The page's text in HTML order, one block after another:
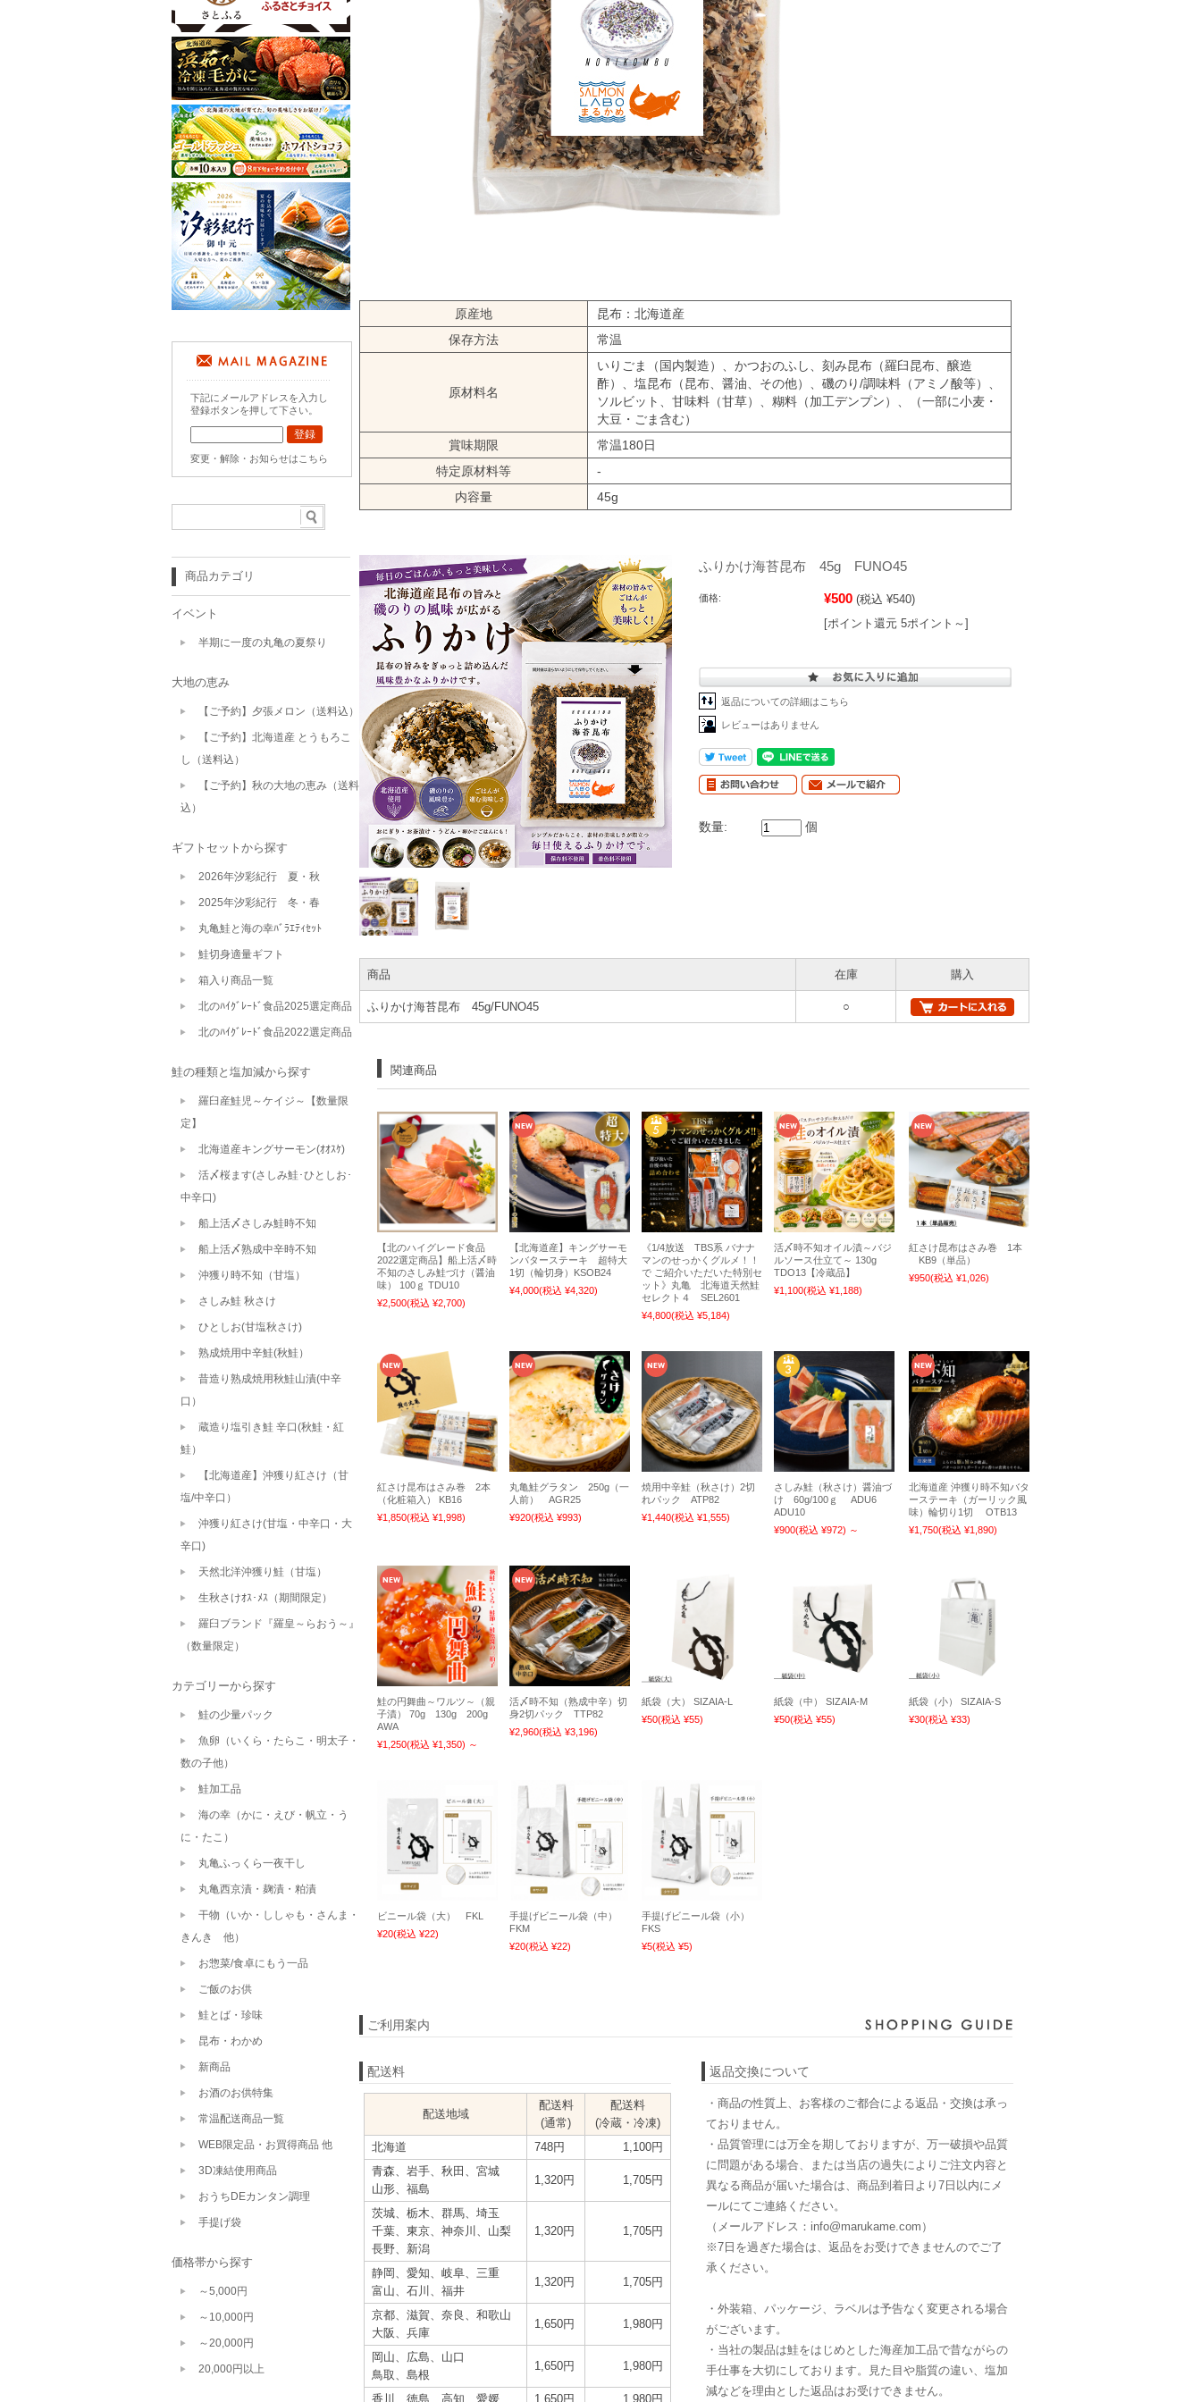
原産地
昆布：北海道産
保存方法
常温
原材料名
いりごま（国内製造）、かつおのふし、刻み昆布（羅臼昆布、醸造
酢）、塩昆布（昆布、醤油、その他）、磯のり/調味料（アミノ酸等）、
ソルビット、甘味料（甘草）、糊料（加工デンプン）、（一部に小麦・
大豆・ごま含む）
賞味期限
常温180日
特定原材料等
-
内容量
45g
ふりかけ海苔昆布 45g FUNO45
価格: ¥500 (税込 ¥540)
[ポイント還元 5ポイント～]
返品についての詳細はこちら
レビューはありません
数量: 個
商品 在庫 購入
ふりかけ海苔昆布 45g/FUNO45 ○
関連商品
【北のハイグレード食品
2022選定商品】船上活〆時
不知のさしみ鮭づけ（醤油
味） 100ｇ TDU10
¥2,500(税込 ¥2,700)
【北海道産】キングサーモ
ンバターステーキ 超特大
1切（輪切身）KSOB24
¥4,000(税込 ¥4,320)
《1/4放送 TBS系 バナナ
マンのせっかくグルメ！！
で ご紹介いただいた特別セ
ット》丸亀 北海道天然鮭
セレクト４ SEL2601
¥4,800(税込 ¥5,184)
活〆時不知オイル漬～バジ
ルソース仕立て～ 130g
TDO13【冷蔵品】
¥1,100(税込 ¥1,188)
紅さけ昆布はさみ巻 1本
KB9（単品）
¥950(税込 ¥1,026)
紅さけ昆布はさみ巻 2本
（化粧箱入） KB16
¥1,850(税込 ¥1,998)
丸亀鮭グラタン 250g（一
人前） AGR25
¥920(税込 ¥993)
焼用中辛鮭（秋さけ）2切
れパック ATP82
¥1,440(税込 ¥1,555)
さしみ鮭（秋さけ）醤油づ
け 60g/100ｇ ADU6
ADU10
¥900(税込 ¥972) ～
北海道産 沖獲り時不知バタ
ーステーキ（ガーリック風
味）輪切り1切 OTB13
¥1,750(税込 ¥1,890)
鮭の円舞曲～ワルツ～（親
子漬） 70g 130g 200g
AWA
¥1,250(税込 ¥1,350) ～
活〆時不知（熟成中辛）切
身2切パック TTP82
¥2,960(税込 ¥3,196)
紙袋（大） SIZAIA-L
¥50(税込 ¥55)
紙袋（中） SIZAIA-M
¥50(税込 ¥55)
紙袋（小） SIZAIA-S
¥30(税込 ¥33)
ビニール袋（大） FKL
¥20(税込 ¥22)
手提げビニール袋（中）
FKM
¥20(税込 ¥22)
手提げビニール袋（小）
FKS
¥5(税込 ¥5)
ご利用案内
配送料
配送地域
配送料
(通常)
配送料
(冷蔵・冷凍)
北海道
748円
1,100円
青森、岩手、秋田、宮城
山形、福島
1,320円 1,705円
茨城、栃木、群馬、埼玉
千葉、東京、神奈川、山梨
長野、新潟
1,320円 1,705円
静岡、愛知、岐阜、三重
富山、石川、福井
1,320円 1,705円
京都、滋賀、奈良、和歌山
大阪、兵庫
1,650円 1,980円
岡山、広島、山口
鳥取、島根
1,650円 1,980円
香川、徳島、高知、愛媛 1,650円 1,980円
返品交換について
・商品の性質上、お客様のご都合による返品・交換は承っ
ておりません。
・品質管理には万全を期しておりますが、万一破損や品質
に問題がある場合、または当店の過失によりご注文内容と
異なる商品が届いた場合は、商品到着日より7日以内にメ
ールにてご連絡ください。
（メールアドレス：info@marukame.com）
※7日を過ぎた場合は、返品をお受けできませんのでご了
承ください。
・外装箱、パッケージ、ラベルは予告なく変更される場合
がございます。
・当社の製品は鮭をはじめとした海産加工品で昔ながらの
手仕事を大切にしております。見た目や脂質の違い、塩加
減などを理由とした返品はお受けできません。
下記にメールアドレスを入力し
登録ボタンを押して下さい。
変更・解除・お知らせはこちら
商品カテゴリ
イベント
半期に一度の丸亀の夏祭り
大地の恵み
【ご予約】夕張メロン（送料込）
【ご予約】北海道産 とうもろこ
し（送料込）
【ご予約】秋の大地の恵み（送料
込）
ギフトセットから探す
2026年汐彩紀行 夏・秋
2025年汐彩紀行 冬・春
丸亀鮭と海の幸ﾊﾞﾗｴﾃｨｾｯﾄ
鮭切身適量ギフト
箱入り商品一覧
北のﾊｲｸﾞﾚｰﾄﾞ食品2025選定商品
北のﾊｲｸﾞﾚｰﾄﾞ食品2022選定商品
鮭の種類と塩加減から探す
羅臼産鮭児～ケイジ～【数量限
定】
北海道産キングサーモン(ｵｵｽｹ)
活〆桜ます(さしみ鮭･ひとしお･
中辛口)
船上活〆さしみ鮭時不知
船上活〆熟成中辛時不知
沖獲り時不知（甘塩）
さしみ鮭 秋さけ
ひとしお(甘塩秋さけ)
熟成焼用中辛鮭(秋鮭）
昔造り熟成焼用秋鮭山漬(中辛
口）
蔵造り塩引き鮭 辛口(秋鮭・紅
鮭）
【北海道産】沖獲り紅さけ（甘
塩/中辛口）
沖獲り紅さけ(甘塩・中辛口・大
辛口)
天然北洋沖獲り鮭（甘塩）
生秋さけｵｽ･ﾒｽ（期間限定）
羅臼ブランド『羅皇～らおう～』
（数量限定）
カテゴリーから探す
鮭の少量パック
魚卵（いくら・たらこ・明太子・
数の子他）
鮭加工品
海の幸（かに・えび・帆立・う
に・たこ）
丸亀ふっくら一夜干し
丸亀西京漬・麹漬・粕漬
干物（いか・ししゃも・さんま・
きんき 他）
お惣菜/食卓にもう一品
ご飯のお供
鮭とば・珍味
昆布・わかめ
新商品
お酒のお供特集
常温配送商品一覧
WEB限定品・お買得商品 他
3D凍結使用商品
おうちDEカンタン調理
手提げ袋
価格帯から探す
～5,000円
～10,000円
～20,000円
20,000円以上